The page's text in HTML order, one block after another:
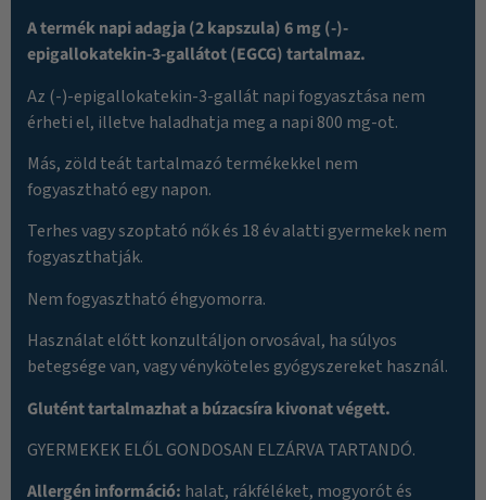
A termék napi adagja (2 kapszula) 6 mg (-)-
epigallokatekin-3-gallátot (EGCG) tartalmaz.
Az (-)-epigallokatekin-3-gallát napi fogyasztása nem
érheti el, illetve haladhatja meg a napi 800 mg-ot.
Más, zöld teát tartalmazó termékekkel nem
fogyasztható egy napon.
Terhes vagy szoptató nők és 18 év alatti gyermekek nem
fogyaszthatják.
Nem fogyasztható éhgyomorra.
Használat előtt konzultáljon orvosával, ha súlyos
betegsége van, vagy vényköteles gyógyszereket használ.
Glutént tartalmazhat a búzacsíra kivonat végett.
GYERMEKEK ELŐL GONDOSAN ELZÁRVA TARTANDÓ.
Allergén információ: halat, rákféléket, mogyorót és